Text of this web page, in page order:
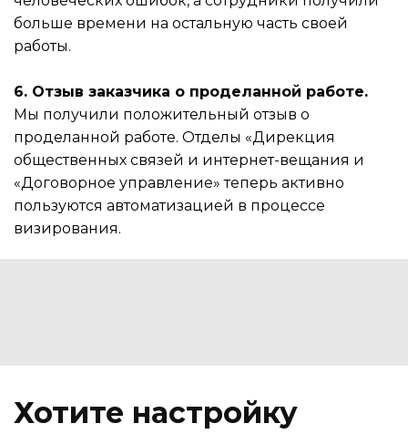
больше времени на остальную часть своей
работы.
6. Отзыв заказчика о проделанной работе.
Мы получили положительный отзыв о
проделанной работе. Отделы «Дирекция
общественных связей и интернет-вещания и
«Договорное управление» теперь активно
пользуются автоматизацией в процессе
визирования.
Хотите настройку